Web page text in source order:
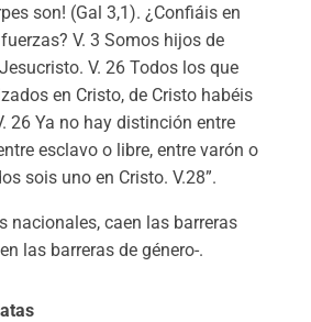
son! (Gal 3,1). ¿Confiáis en
V. 3 Somos hijos de
V. 26 Todos los que
en Cristo, de Cristo habéis
26 Ya no hay distinción entre
esclavo o libre, entre varón o
sois uno en Cristo. V.28”.
nacionales, caen las barreras
las barreras de género-.